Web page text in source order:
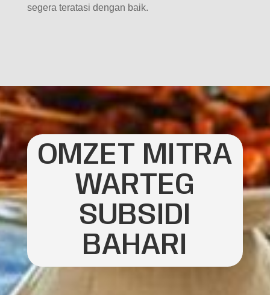
segera teratasi dengan baik.
OMZET MITRA
WARTEG
SUBSIDI
BAHARI